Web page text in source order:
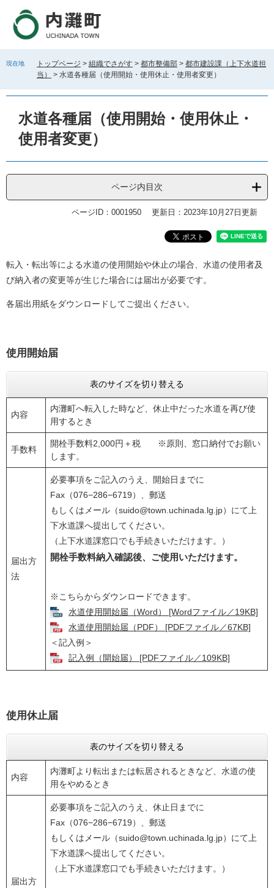
す
し
現在地 トップページ > 組織でさがす > 都市整備部 > 都市建設課（上下水道担
当）
> 水道各種届（使用開始・使用休止・使用者変更）
水道各種届（使用開始・使用休止・
使用者変更）
ページ内目次
ページID：0001950 更新日：2023年10月27日更新
文
転入・転出等による水道の使用開始や休止の場合、水道の使用者及
び納入者の変更等が生じた場合には届出が必要です。
各届出用紙をダウンロードしてご提出ください。
使用開始届
表のサイズを切り替える
内容
内灘町へ転入した時など、休止中だった水道を再び使
用するとき
手数料
開栓手数料2,000円＋税 ※原則、窓口納付でお願い
します。
届出方
法
必要事項をご記入のうえ、開始日までに
Fax（076−286−6719）、郵送
もしくはメール（suido@town.uchinada.lg.jp）にて上
下水道課へ提出してください。
（上下水道課窓口でも手続きいただけます。）
開栓手数料納入確認後、ご使用いただけます。
※こちらからダウンロードできます。
水道使用開始届（Word） [Wordファイル／19KB]
水道使用開始届（PDF） [PDFファイル／67KB]
＜記入例＞
記入例（開始届） [PDFファイル／109KB]
使用休止届
表のサイズを切り替える
内容
内灘町より転出または転居されるときなど、水道の使
用をやめるとき
届出方
必要事項をご記入のうえ、休止日までに
Fax（076−286−6719）、郵送
もしくはメール（suido@town.uchinada.lg.jp）にて上
下水道課へ提出してください。
（上下水道課窓口でも手続きいただけます。）